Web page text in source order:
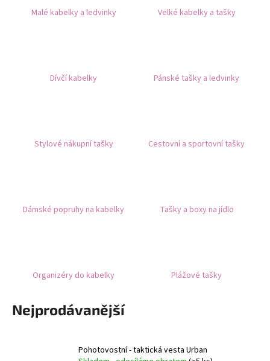
Malé kabelky a ledvinky Velké kabelky a tašky
Dívčí kabelky Pánské tašky a ledvinky
Stylové nákupní tašky Cestovní a sportovní tašky
Dámské popruhy na kabelky Tašky a boxy na jídlo
Organizéry do kabelky Plážové tašky
Nejprodávanější
Pohotovostní - taktická vesta Urban
HLEDAT
TERMOIZOLAČNÍ